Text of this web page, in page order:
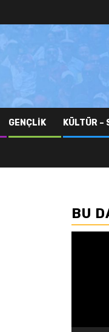
GENÇLIK KÜLTÜR –
BU